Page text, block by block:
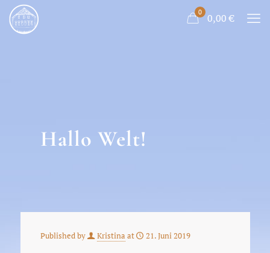
0 0,00€
Hallo Welt!
Published by Kristina at 21. Juni 2019